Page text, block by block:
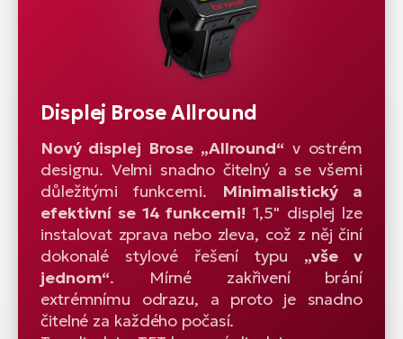
Displej Brose Allround
Nový displej Brose „Allround“v ostrém
designu. Velmi snadno čitelný a se všemi
důležitými funkcemi. Minimalistický a
efektivní se 14 funkcemi! 1,5" displej lze
instalovat zprava nebo zleva, což z něj činí
dokonalé stylové řešení typu „vše v
jednom“. Mírné zakřivení brání
extrémnímu odrazu, a proto je snadno
čitelné za každého počasí.